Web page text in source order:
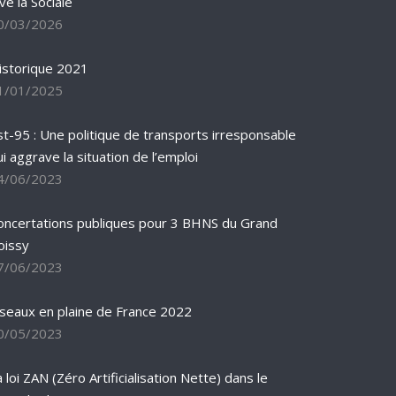
03/2026
2021
01/2025
95 : Une politique de transports irresponsable
aggrave la situation de l’emploi
06/2023
publiques pour 3 BHNS du Grand
06/2023
en plaine de France 2022
05/2023
loi ZAN (Zéro Artificialisation Nette) dans le